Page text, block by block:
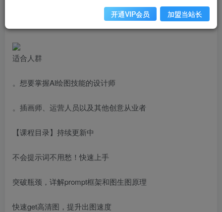
2534 179
适合人群
。想要掌握Al绘图技能的设计师
。插画师、运营人员以及其他创意从业者
【课程目录】持续更新中
不会提示词不用愁！快速上手
突破瓶颈，详解prompt框架和图生图原理
快速get高清图，提升出图速度
开通VIP会员 加盟当站长